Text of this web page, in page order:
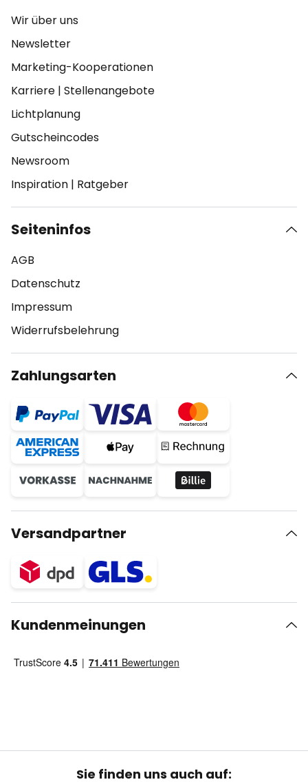
Wir über uns
Newsletter
Marketing-Kooperationen
Karriere | Stellenangebote
Lichtplanung
Gutscheincodes
Newsroom
Inspiration | Ratgeber
Seiteninfos
AGB
Datenschutz
Impressum
Widerrufsbelehrung
Zahlungsarten
Versandpartner
Kundenmeinungen
Sie finden uns auch auf: